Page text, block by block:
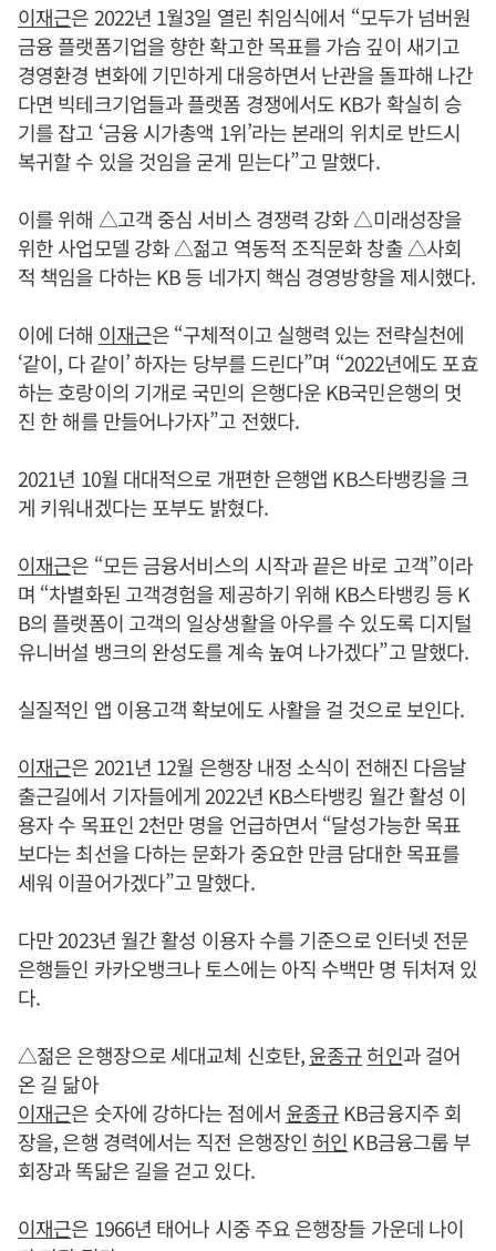
이재근은 2022년 1월3일 열린 취임식에서 “모두가 넘버원
금융 플랫폼기업을 향한 확고한 목표를 가슴 깊이 새기고
경영환경 변화에 기민하게 대응하면서 난관을 돌파해 나간
다면 빅테크기업들과 플랫폼 경쟁에서도 KB가 확실히 승
기를 잡고 ‘금융 시가총액 1위’라는 본래의 위치로 반드시
복귀할 수 있을 것임을 굳게 믿는다”고 말했다.
이를 위해 △고객 중심 서비스 경쟁력 강화 △미래성장을
위한 사업모델 강화 △젊고 역동적 조직문화 창출 △사회
적 책임을 다하는 KB 등 네가지 핵심 경영방향을 제시했다.
이에 더해 이재근은 “구체적이고 실행력 있는 전략실천에
‘같이, 다 같이’ 하자는 당부를 드린다”며 “2022년에도 포효
하는 호랑이의 기개로 국민의 은행다운 KB국민은행의 멋
진 한 해를 만들어나가자”고 전했다.
2021년 10월 대대적으로 개편한 은행앱 KB스타뱅킹을 크
게 키워내겠다는 포부도 밝혔다.
이재근은 “모든 금융서비스의 시작과 끝은 바로 고객”이라
며 “차별화된 고객경험을 제공하기 위해 KB스타뱅킹 등 K
B의 플랫폼이 고객의 일상생활을 아우를 수 있도록 디지털
유니버설 뱅크의 완성도를 계속 높여 나가겠다”고 말했다.
실질적인 앱 이용고객 확보에도 사활을 걸 것으로 보인다.
이재근은 2021년 12월 은행장 내정 소식이 전해진 다음날
출근길에서 기자들에게 2022년 KB스타뱅킹 월간 활성 이
용자 수 목표인 2천만 명을 언급하면서 “달성가능한 목표
보다는 최선을 다하는 문화가 중요한 만큼 담대한 목표를
세워 이끌어가겠다”고 말했다.
다만 2023년 월간 활성 이용자 수를 기준으로 인터넷 전문
은행들인 카카오뱅크나 토스에는 아직 수백만 명 뒤처져 있
다.
△젊은 은행장으로 세대교체 신호탄,윤종규허인과 걸어
온 길 닮아
이재근은 숫자에 강하다는 점에서 윤종규KB금융지주 회
장을, 은행 경력에서는 직전 은행장인 허인 KB금융그룹 부
회장과 똑닮은 길을 걷고 있다.
이재근은 1966년 태어나 시중 주요 은행장들 가운데 나이